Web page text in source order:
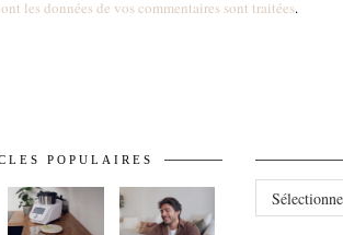
les données de vos commentaires sont traitées.
POPULAIRES